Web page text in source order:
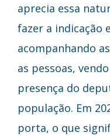
aprecia essa
fazer a indicação
acompanhando
as pessoas,
presença do
população. Em
porta, o que